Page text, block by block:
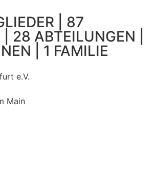
| 87
28 ABTEILUNGEN |
| 1 FAMILIE
e.V.
Main